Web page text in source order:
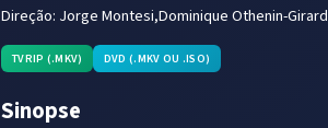
Direção: Jorge Montesi,Dominique Othenin-Girard
TVRIP (.MKV) DVD (.MKV OU .ISO)
Sinopse